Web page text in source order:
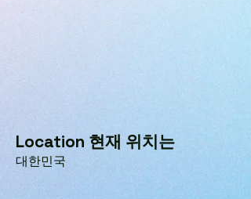
Location 현재 위치는
대한민국